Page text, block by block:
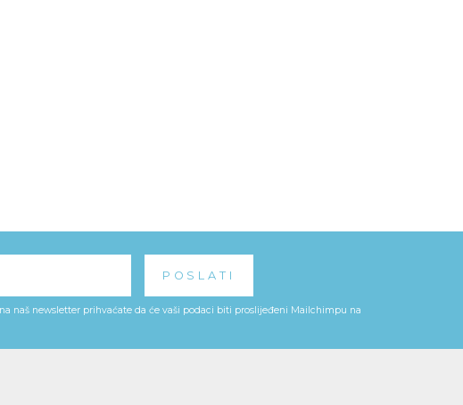
naš newsletter prihvaćate da će vaši podaci biti proslijeđeni Mailchimpu na